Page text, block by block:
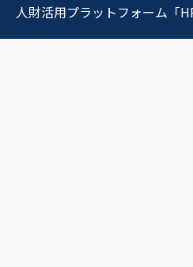
人財活用プラットフォーム「